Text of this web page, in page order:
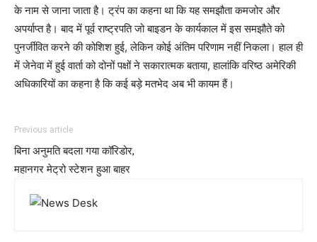
के नाम से जाना जाता है। ट्रंप का कहना था कि यह समझौता कमजोर और
अपर्याप्त है। बाद में पूर्व राष्ट्रपति जो बाइडन के कार्यकाल में इस समझौते को
पुनर्जीवित करने की कोशिश हुई, लेकिन कोई अंतिम परिणाम नहीं निकला। हाल ही
में जेनेवा में हुई वार्ता को दोनों पक्षों ने सकारात्मक बताया, हालांकि वरिष्ठ अमेरिकी
अधिकारियों का कहना है कि कई बड़े मतभेद अब भी कायम हैं।
Previous article
बिना अनुमति बदला गया कॉरिडोर,
महानगर मेट्रो स्टेशन हुआ बाहर